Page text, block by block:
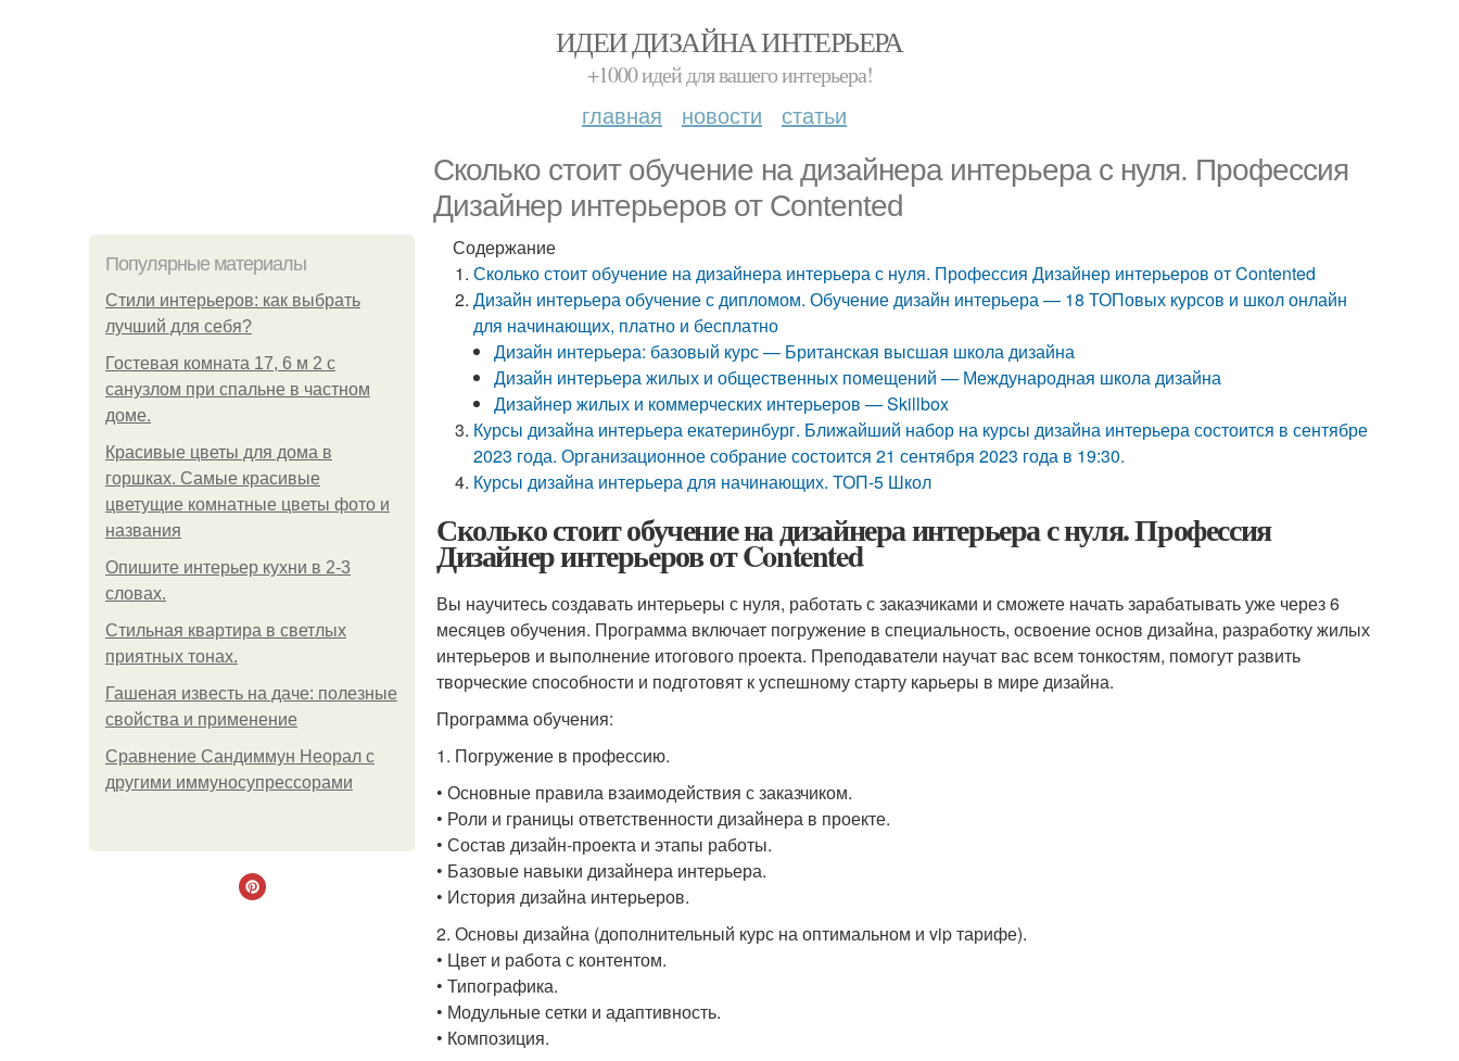
ИДЕИ ДИЗАЙНА ИНТЕРЬЕРА
+1000 идей для вашего интерьера!
главная новости статьи
Сколько стоит обучение на дизайнера интерьера с нуля. Профессия
Дизайнер интерьеров от Contented
Популярные материалы
Стили интерьеров: как выбрать
лучший для себя?
Гостевая комната 17, 6 м 2 с
санузлом при спальне в частном
доме.
Красивые цветы для дома в
горшках. Самые красивые
цветущие комнатные цветы фото и
названия
Опишите интерьер кухни в 2-3
словах.
Стильная квартира в светлых
приятных тонах.
Гашеная известь на даче: полезные
свойства и применение
Сравнение Сандиммун Неорал с
другими иммуносупрессорами
Содержание
Сколько стоит обучение на дизайнера интерьера с нуля. Профессия Дизайнер интерьеров от Contented
Дизайн интерьера обучение с дипломом. Обучение дизайн интерьера — 18 ТОПовых курсов и школ онлайн
для начинающих, платно и бесплатно
Дизайн интерьера: базовый курс — Британская высшая школа дизайна
Дизайн интерьера жилых и общественных помещений — Международная школа дизайна
Дизайнер жилых и коммерческих интерьеров — Skillbox
Курсы дизайна интерьера екатеринбург. Ближайший набор на курсы дизайна интерьера состоится в сентябре
2023 года. Организационное собрание состоится 21 сентября 2023 года в 19:30.
Курсы дизайна интерьера для начинающих. ТОП-5 Школ
Сколько стоит обучение на дизайнера интерьера с нуля. Профессия
Дизайнер интерьеров от Contented
Вы научитесь создавать интерьеры с нуля, работать с заказчиками и сможете начать зарабатывать уже через 6
месяцев обучения. Программа включает погружение в специальность, освоение основ дизайна, разработку жилых
интерьеров и выполнение итогового проекта. Преподаватели научат вас всем тонкостям, помогут развить
творческие способности и подготовят к успешному старту карьеры в мире дизайна.
Программа обучения:
1. Погружение в профессию.
• Основные правила взаимодействия с заказчиком.
• Роли и границы ответственности дизайнера в проекте.
• Состав дизайн-проекта и этапы работы.
• Базовые навыки дизайнера интерьера.
• История дизайна интерьеров.
2. Основы дизайна (дополнительный курс на оптимальном и vip тарифе).
• Цвет и работа с контентом.
• Типографика.
• Модульные сетки и адаптивность.
• Композиция.